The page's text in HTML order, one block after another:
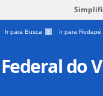
Ir para Busca 3 Ir para Rodapé
do